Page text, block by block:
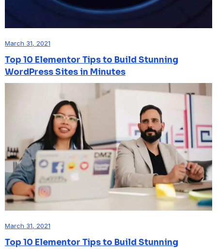
March 31, 2021
Top 10 Elementor Tips to Build Stunning
WordPress Sites in Minutes
March 31, 2021
Top 10 Elementor Tips to Build Stunning